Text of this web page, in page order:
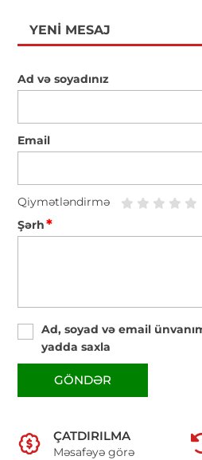
YENI MESAJ
Ad və soyadınız
Email
Qiymətləndirmə
Şərh*
Ad, soyad və email
yadda saxla
GÖNDƏR
ÇATDIRILMA
Məsafəyə görə